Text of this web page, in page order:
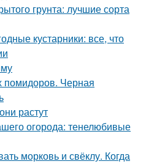
грунта: лучшие сорта
кустарники: все, что
помидоров. Черная
растут
огорода: тенелюбивые
морковь и свёклу. Когда